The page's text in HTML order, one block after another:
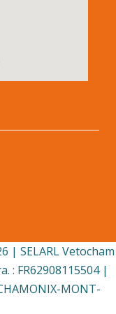
| SELARL Vetocham
: FR62908115504 |
MONT-